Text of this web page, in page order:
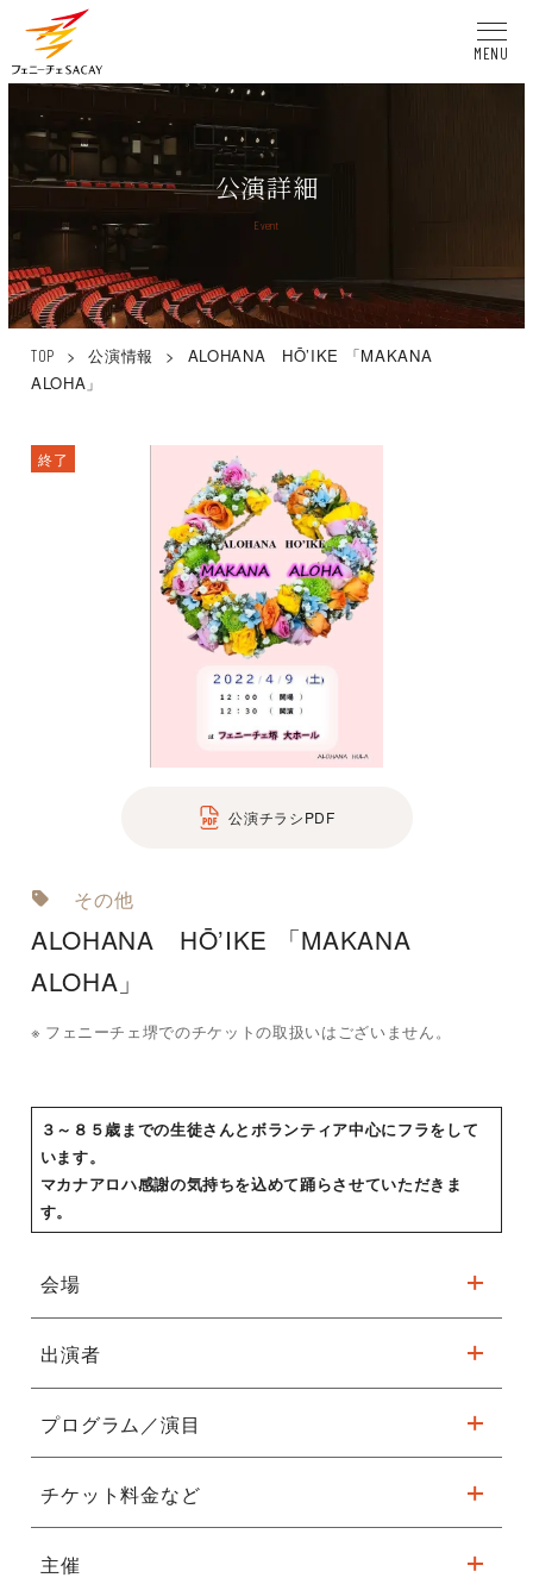
MENU
公演詳細
Event
TOP > 公演情報 >
ALOHANA HŌ’IKE 「MAKANA
ALOHA」
終了
公演チラシPDF
その他
ALOHANA HŌ’IKE 「MAKANA
ALOHA」
フェニーチェ堺でのチケットの取扱いはございません。
３～８５歳までの生徒さんとボランティア中心にフラをして
います。
マカナアロハ感謝の気持ちを込めて踊らさせていただきま
す。
会場
※駐車台数が限られてます。公共交通機関をご利用ください。
出演者
Special Guest :神保 滋先生
Guest : AYAKO KAZU Rui
Musician : Kukuna Mahana 椎名家
ALOHANA HULA
プログラム／演目
HULAウクレレ生演奏
チケット料金など
無料（全席自由）
主催